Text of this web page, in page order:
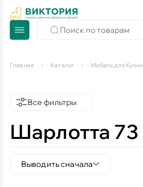
Главная Каталог Мебель для Кухни
Все фильтры
Шарлотта 73
Выводить сначала